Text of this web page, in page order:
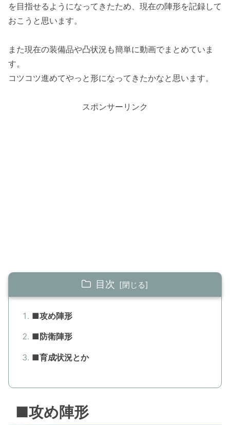
を目指せるようになってきたため、現在の陣形を記録して
おこうと思います。
また現在の装備品や凸状況も簡単に動画でまとめていま
す。
コツコツ進めてやっと形になってきたかなと思います。
スポンサーリンク
目次
■攻め陣形
■防衛陣形
■育成状況とか
■攻め陣形